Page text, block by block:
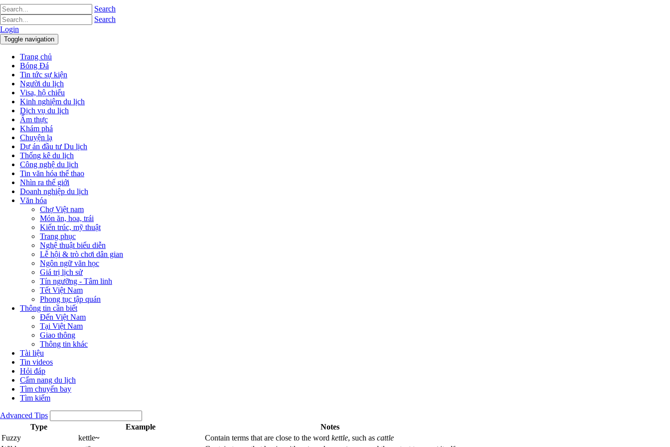
Search
Search
Login
Toggle navigation
Trang chủ
Bóng Đá
Tin tức sự kiện
Người du lịch
Visa, hộ chiếu
Kinh nghiệm du lịch
Dịch vụ du lịch
Ẩm thực
Khám phá
Chuyện lạ
Dự án đầu tư Du lịch
Thống kê du lịch
Công nghệ du lịch
Tin văn hóa thể thao
Nhìn ra thế giới
Doanh nghiệp du lịch
Văn hóa
Chợ Việt nam
Món ăn, hoa, trái
Kiến trúc, mỹ thuật
Trang phục
Nghệ thuật biểu diễn
Lễ hội & trò chơi dân gian
Ngôn ngữ văn học
Giá trị lịch sử
Tín ngưỡng - Tâm linh
Tết Việt Nam
Phong tục tập quán
Thông tin cần biết
Đến Việt Nam
Tại Việt Nam
Giao thông
Thông tin khác
Tài liệu
Tin videos
Hỏi đáp
Cẩm nang du lịch
Tìm chuyến bay
Tìm kiếm
Advanced Tips
Type
Example
Notes
Fuzzy
kettle~ Contain terms that are close to the word kettle, such as cattle